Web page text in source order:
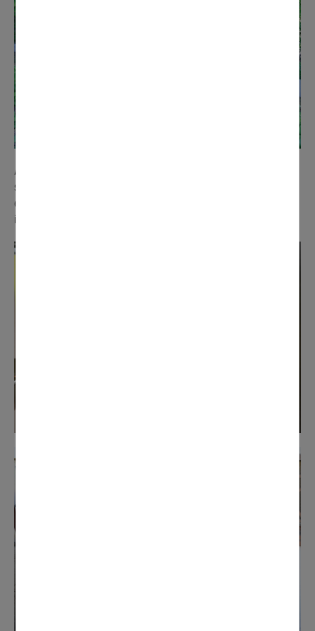
Au gymnase des Grands jardins,
sanitaires ont été rénovés, permettant en prime une mise
en accessibilité pour les personnes à mobilité réduite. Un
investissement de 40 000 €.